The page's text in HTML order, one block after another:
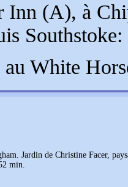
Inn (A), à
au White
Jardin de Christine Facer,
min.